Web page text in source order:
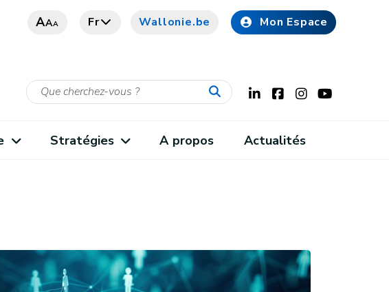
AAA Fr Wallonie.be Mon Espace
Stratégies A propos Actualités